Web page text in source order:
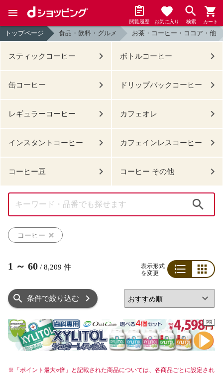
閲覧履歴 お気に入り 検索 カート
トップページ 食品・飲料・グルメ お茶・コーヒー・ココア・他
スティックコーヒー ボトルコーヒー
缶コーヒー ドリップパックコーヒー
レギュラーコーヒー カフェオレ
インスタントコーヒー カフェインレスコーヒー
コーヒー豆 コーヒー その他
コーヒー
1 ～ 60 / 8,209 件
表示形式
を変更
条件で絞り込む
PR
※ 「ポイント最大○倍」と記載された商品については、各商品ごとに設定され